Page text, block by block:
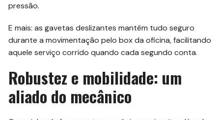
pressão.
E mais: as gavetas deslizantes mantêm tudo seguro
durante a movimentação pelo box da oficina, facilitando
aquele serviço corrido quando cada segundo conta.
Robustez e mobilidade: um
aliado do mecânico